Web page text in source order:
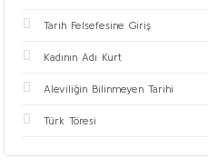
Tarih Felsefesine Giriş
Kadının Adı Kurt
Aleviliğin Bilinmeyen Tarihi
Türk Töresi